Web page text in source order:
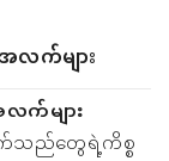
က်များ
က်များ
က်သည်တွေရဲ့ကိစ္စ